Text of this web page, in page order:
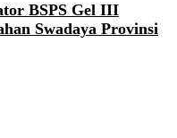
BSPS Gel III
Swadaya Provinsi